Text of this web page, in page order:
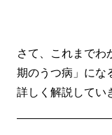
さて、これまで
期のうつ病」にな
詳しく解説してい